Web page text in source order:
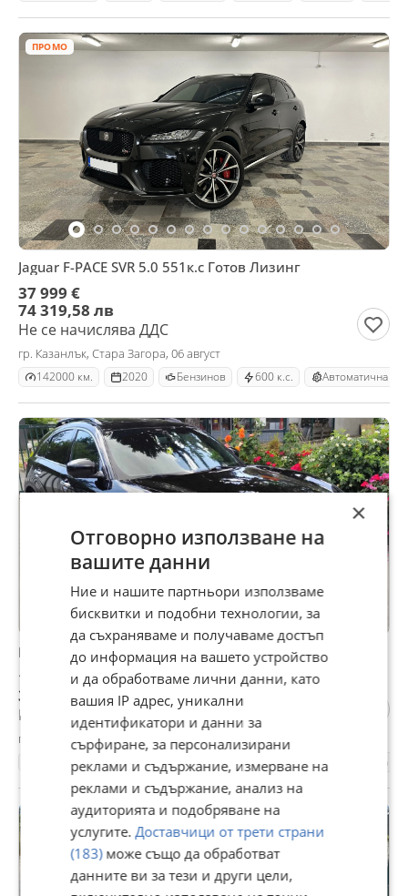
ПРОМО
Jaguar F-PACE SVR 5.0 551к.с Готов Лизинг
37 999 €
74 319,58 лв
Не се начислява ДДС
гр. Казанлък, Стара Загора, 06 август
142000 км. 2020 Бензинов 600 к.с. Автоматична
Infiniti QX70 QX70S
18 000 €
35 204,94 лв
Не се начислява ДДС
гр. Казанлък, Стара Загора, 06 август
220000 км. 2015 Бензинов 330 к.с. Автоматична
×
Отговорно използване на
вашите данни
Ние и нашите партньори използваме
бисквитки и подобни технологии, за
да съхраняваме и получаваме достъп
до информация на вашето устройство
и да обработваме лични данни, като
вашия IP адрес, уникални
идентификатори и данни за
сърфиране, за персонализирани
реклами и съдържание, измерване на
реклами и съдържание, анализ на
аудиторията и подобряване на
услугите.Доставчици от трети страни
(183)може също да обработват
данните ви за тези и други цели,